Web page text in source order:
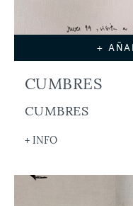
+
CUMBRES
CUMBRES
+ INFO